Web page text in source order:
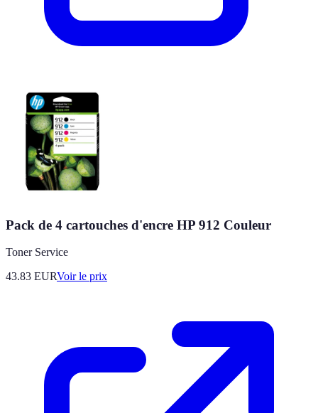
Pack de 4 cartouches d'encre HP 912 Couleur
Toner Service
43.83 EURVoir le prix